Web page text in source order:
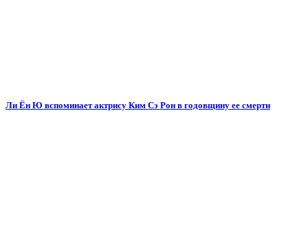
Ли Ён Ю вспоминает актрису Ким Сэ Рон в годовщину ее смерти